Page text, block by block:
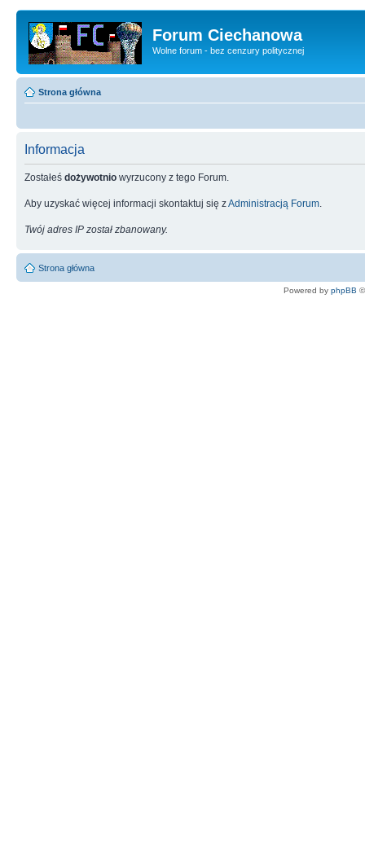
Forum Ciechanowa
Wolne forum - bez cenzury politycznej
Strona główna
Informacja
Zostałeś dożywotnio wyrzucony z tego Forum.
Aby uzyskać więcej informacji skontaktuj się zAdministracją Forum
Twój adres IP został zbanowany.
Strona główna
Powered by phpBB